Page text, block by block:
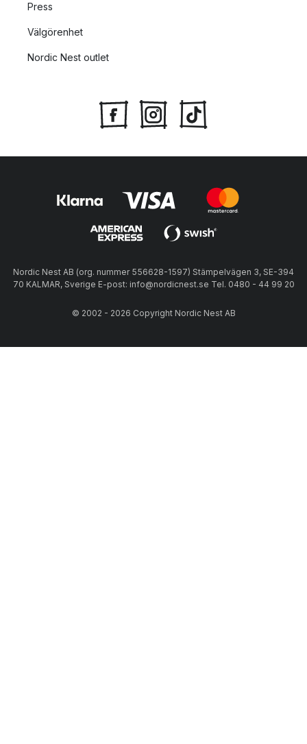
Press
Välgörenhet
Nordic Nest outlet
Nordic Nest AB (org. nummer 556628-1597) Stämpelvägen 3, SE-394
70 KALMAR, Sverige E-post: info@nordicnest.se Tel. 0480 - 44 99 20
© 2002 - 2026 Copyright Nordic Nest AB